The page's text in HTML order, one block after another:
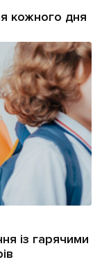
кожного дня
із гарячими